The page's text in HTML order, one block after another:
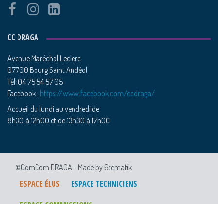
CC DRAGA
Avenue Maréchal Leclerc
07700 Bourg Saint Andéol
Tél: 04 75 54 57 05
Facebook : https://www.facebook.com/ccdraga/
Accueil du lundi au vendredi de
8h30 à 12h00 et de 13h30 à 17h00
©ComCom DRAGA - Made by 6tematik
ESPACE ÉLUS
ESPACE TECHNICIENS